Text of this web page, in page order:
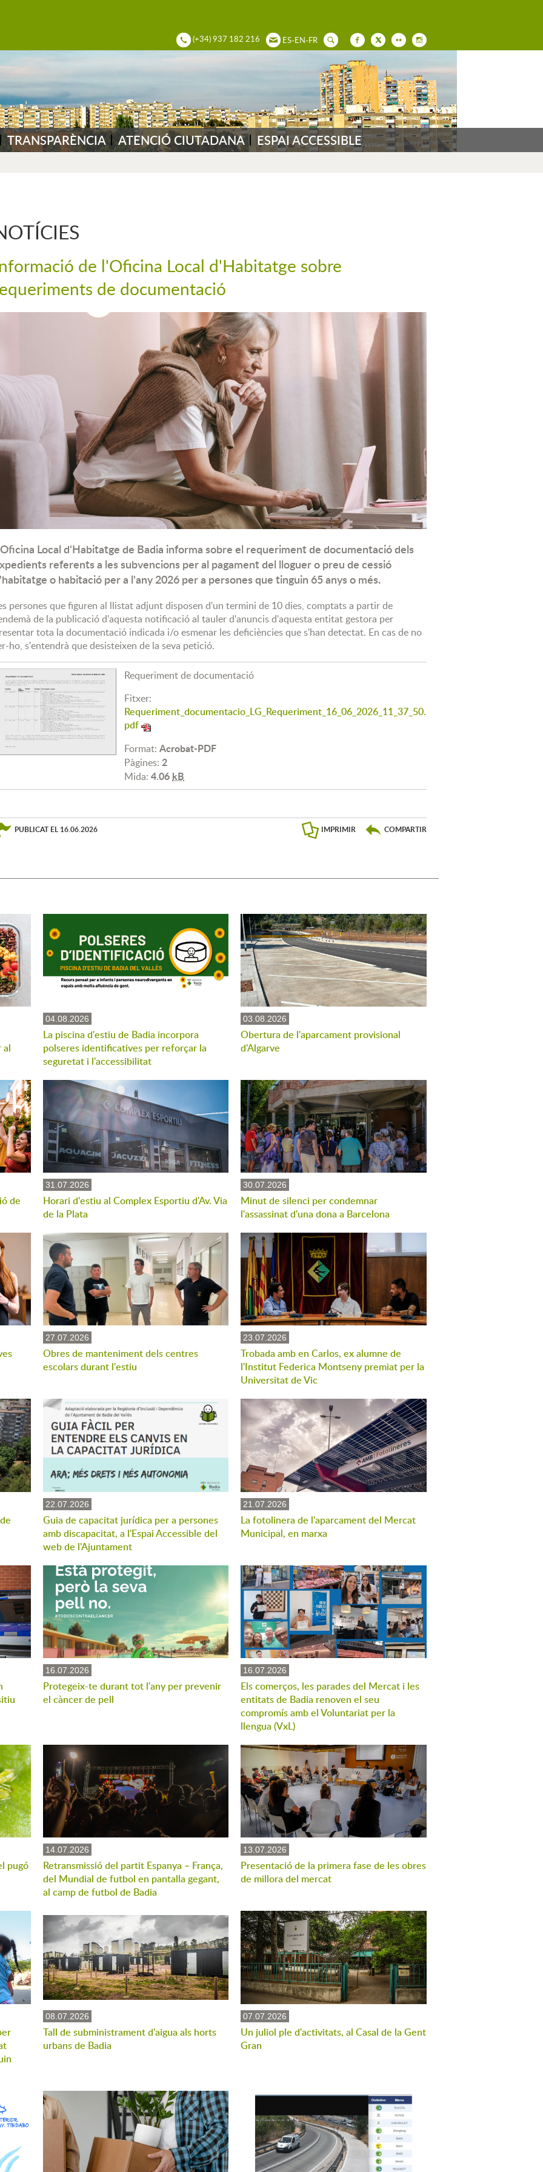
(+34) 937 182 216 ES-EN-FR
TRANSPARÈNCIA ATENCIÓ CIUTADANA ESPAI ACCESSIBLE
de l'Oficina Local d'Habitatge sobre
de documentació
Local d'Habitatge de Badia informa sobre el requeriment de documentació dels
referents a les subvencions per al pagament del lloguer o preu de cessió
o habitació per a l'any 2026 per a persones que tinguin 65 anys o més.
persones que figuren al llistat adjunt disposen d'un termini de 10 dies, comptats a partir de
de la publicació d'aquesta notificació al tauler d'anuncis d'aquesta entitat gestora per
tota la documentació indicada i/o esmenar les deficiències que s'han detectat. En cas de no
ho, s'entendrà que desisteixen de la seva petició.
Requeriment de documentació
Fitxer:
Requeriment_documentacio_LG_Requeriment_16_06_2026_11_37_50.
pdf
Format: Acrobat-PDF
Pàgines: 2
Mida: 4.06 kB
PUBLICAT EL 16.06.2026 IMPRIMIR COMPARTIR
al
04.08.2026
La piscina d'estiu de Badia incorpora
polseres identificatives per reforçar la
seguretat i l'accessibilitat
03.08.2026
Obertura de l'aparcament provisional
d'Algarve
de
31.07.2026
Horari d'estiu al Complex Esportiu d'Av. Via
de la Plata
30.07.2026
Minut de silenci per condemnar
l'assassinat d'una dona a Barcelona
27.07.2026
Obres de manteniment dels centres
escolars durant l'estiu
23.07.2026
Trobada amb en Carlos, ex alumne de
l'Institut Federica Montseny premiat per la
Universitat de Vic
22.07.2026
Guia de capacitat jurídica per a persones
amb discapacitat, a l'Espai Accessible del
web de l'Ajuntament
21.07.2026
La fotolinera de l'aparcament del Mercat
Municipal, en marxa
16.07.2026
Protegeix-te durant tot l'any per prevenir
el càncer de pell
16.07.2026
Els comerços, les parades del Mercat i les
entitats de Badia renoven el seu
compromís amb el Voluntariat per la
llengua (VxL)
pugó
14.07.2026
Retransmissió del partit Espanya – França,
del Mundial de futbol en pantalla gegant,
al camp de futbol de Badia
13.07.2026
Presentació de la primera fase de les obres
de millora del mercat
08.07.2026
Tall de subministrament d'aigua als horts
urbans de Badia
07.07.2026
Un juliol ple d'activitats, al Casal de la Gent
Gran